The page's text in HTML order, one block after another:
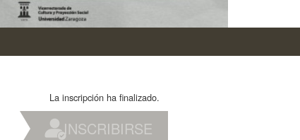
La inscripción ha finalizado.
INSCRIBIRSE